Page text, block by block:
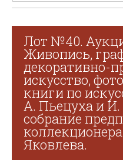
Лот №40.
Живопись,
декоративно-
искусство,
книги по
А. Пьецуха и
собрание
коллекционера
Яковлева.